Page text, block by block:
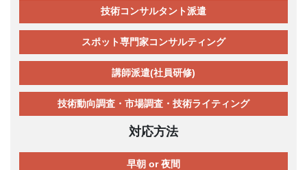
技術コンサルタント派遣
スポット専門家コンサルティング
講師派遣(社員研修)
技術動向調査・市場調査・技術ライティング
対応方法
早朝 or 夜間